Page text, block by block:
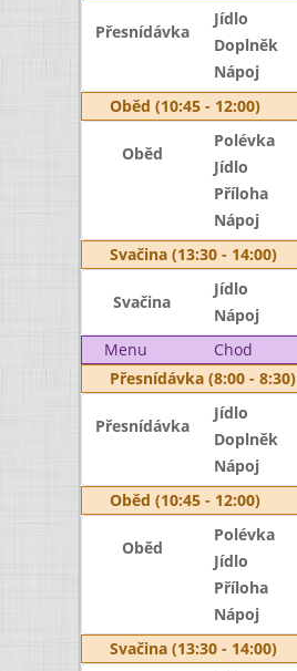
Přesnídávka
Jídlo
Doplněk
Nápoj
Oběd (10:45 - 12:00)
Oběd
Polévka
Jídlo
Příloha
Nápoj
Svačina (13:30 - 14:00)
Svačina
Jídlo
Nápoj
Menu
Chod
Přesnídávka (8:00 - 8:30)
Přesnídávka
Jídlo
Doplněk
Nápoj
Oběd (10:45 - 12:00)
Oběd
Polévka
Jídlo
Příloha
Nápoj
Svačina (13:30 - 14:00)